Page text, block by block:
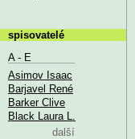
spisovatelé
A - E
Asimov Isaac
Barjavel René
Barker Clive
Black Laura L.
další